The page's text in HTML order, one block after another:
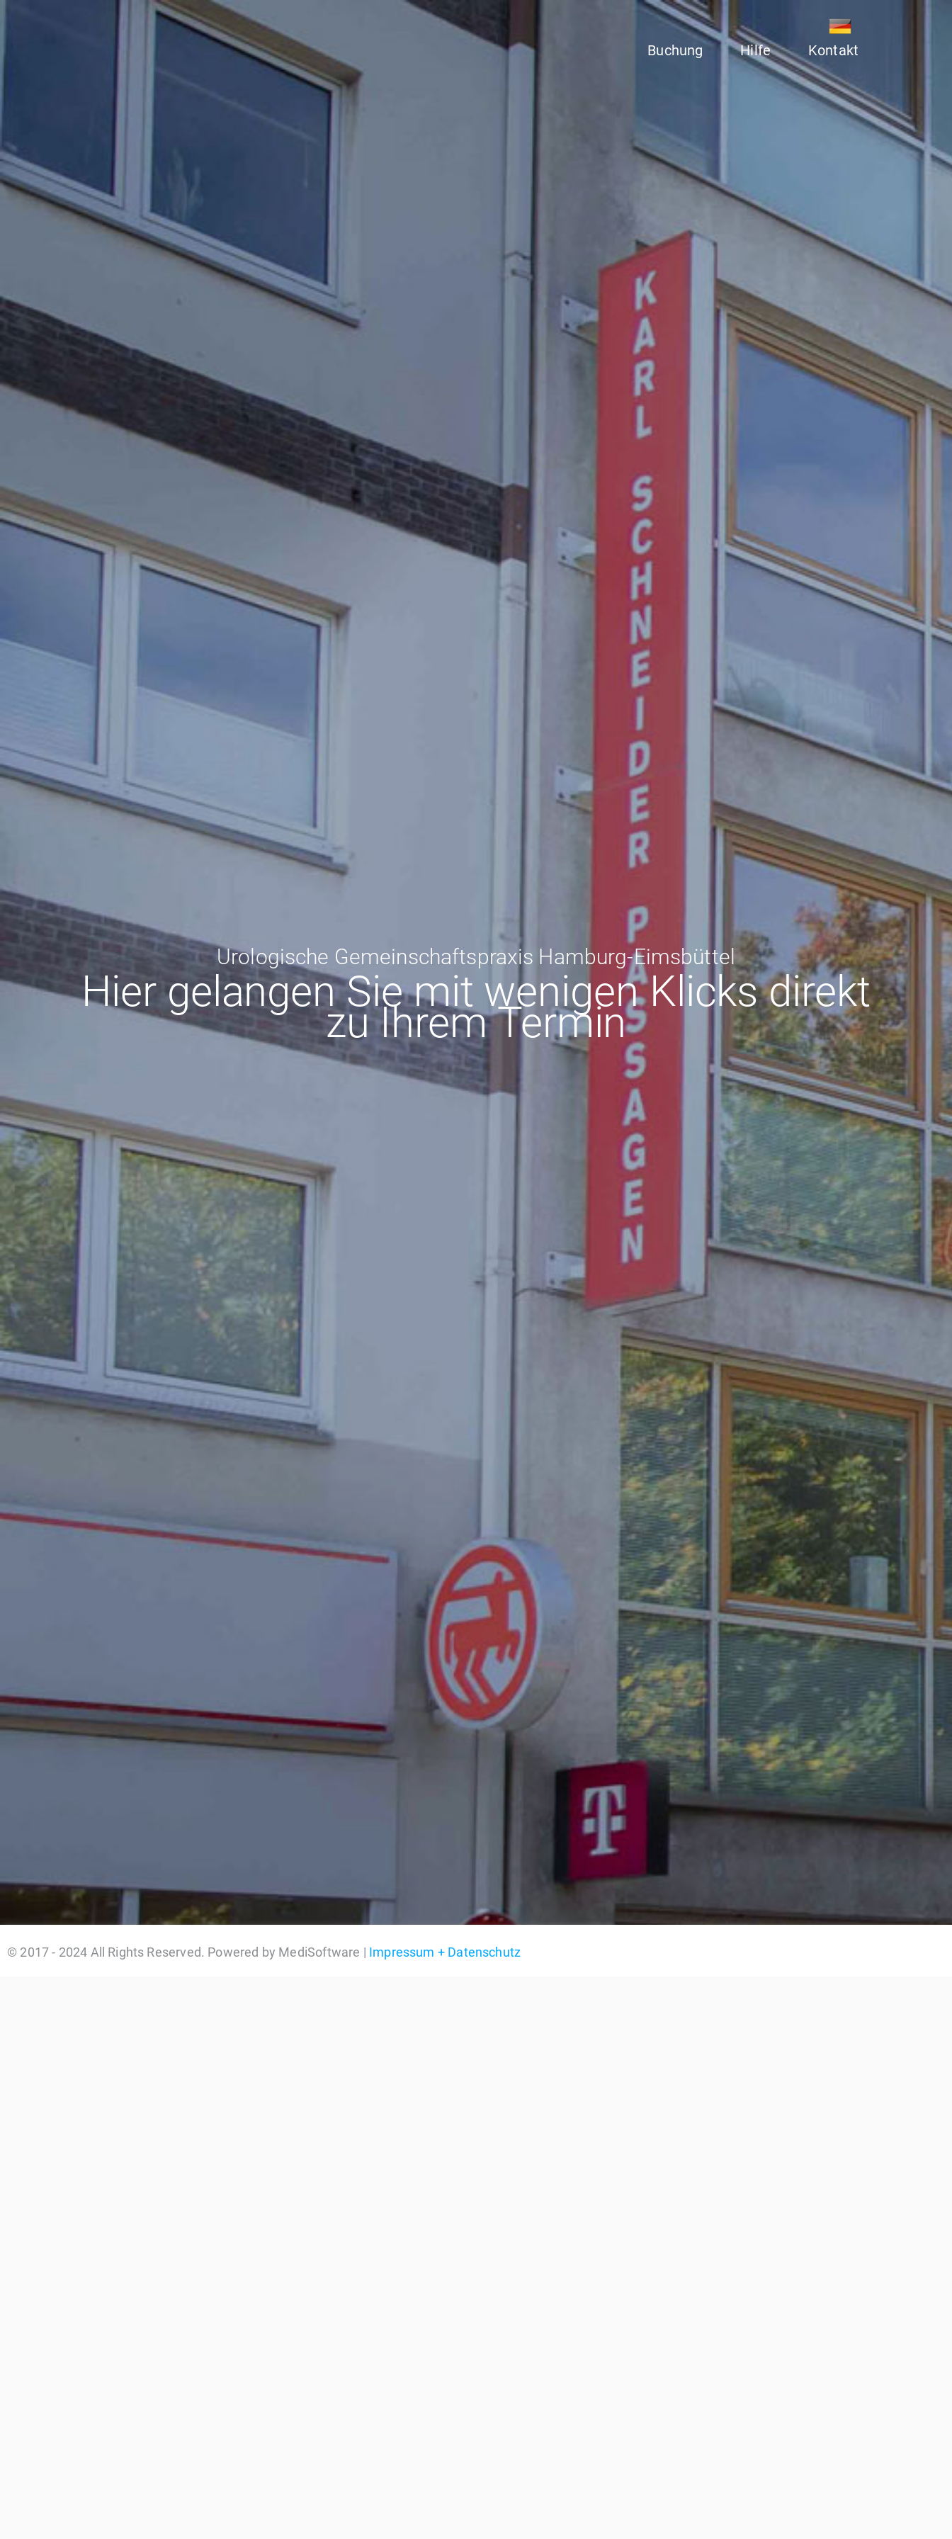
Buchung Hilfe Kontakt
Urologische Gemeinschaftspraxis Hamburg-Eimsbüttel
Hier gelangen Sie mit wenigen Klicks direkt
zu Ihrem Termin
© 2017 - 2024 All Rights Reserved. Powered by MediSoftware | Impressum + Datenschutz